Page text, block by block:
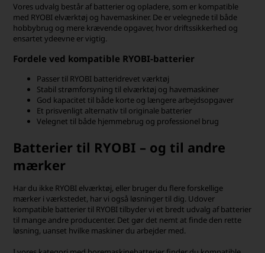
Vores udvalg består af batterier og opladere, som er kompatible
med RYOBI elværktøj og havemaskiner. De er velegnede til både
hobbybrug og mere krævende opgaver, hvor driftssikkerhed og
ensartet ydeevne er vigtig.
Fordele ved kompatible RYOBI-batterier
Passer til RYOBI batteridrevet værktøj
Stabil strømforsyning til elværktøj og havemaskiner
God kapacitet til både korte og længere arbejdsopgaver
Et prisvenligt alternativ til originale batterier
Velegnet til både hjemmebrug og professionel brug
Batterier til RYOBI – og til andre
mærker
Har du ikke RYOBI elværktøj, eller bruger du flere forskellige
mærker i værkstedet, har vi også løsninger til dig. Udover
kompatible batterier til RYOBI tilbyder vi et bredt udvalg af batterier
til mange andre producenter. Det gør det nemt at finde den rette
løsning, uanset hvilke maskiner du arbejder med.